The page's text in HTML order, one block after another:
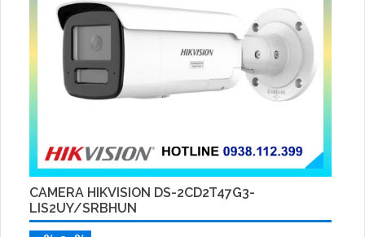
CAMERA HIKVISION DS-2CD2T47G3-
LIS2UY/SRBHUN